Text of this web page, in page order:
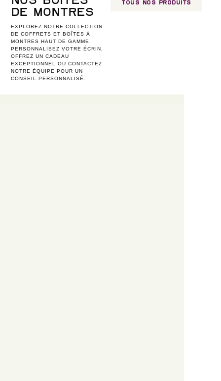
DE MONTRES
EXPLOREZ NOTRE COLLECTION
DE COFFRETS ET BOÎTES À
MONTRES HAUT DE GAMME.
PERSONNALISEZ VOTRE ÉCRIN,
OFFREZ UN CADEAU
EXCEPTIONNEL OU CONTACTEZ
NOTRE ÉQUIPE POUR UN
CONSEIL PERSONNALISÉ.
TOUS NOS PRODUITS